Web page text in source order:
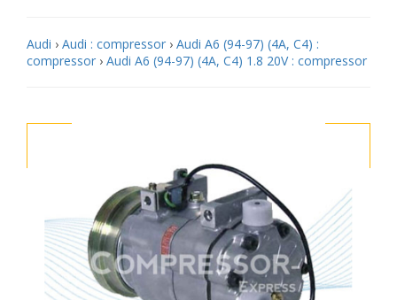
Audi › Audi : compressor › Audi A6 (94-97) (4A, C4) :
compressor › Audi A6 (94-97) (4A, C4) 1.8 20V : compressor